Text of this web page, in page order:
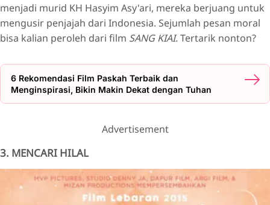
menjadi murid KH Hasyim Asy'ari, mereka berjuang untuk
mengusir penjajah dari Indonesia. Sejumlah pesan moral
bisa kalian peroleh dari film SANG KIAI.Tertarik nonton?
6 Rekomendasi Film Paskah Terbaik dan
Menginspirasi, Bikin Makin Dekat dengan Tuhan
Advertisement
3. MENCARI HILAL